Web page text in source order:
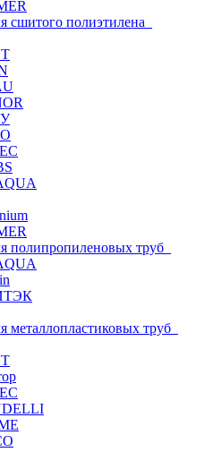
сшитого полиэтилена
полипропиленовых труб
металлопластиковых труб